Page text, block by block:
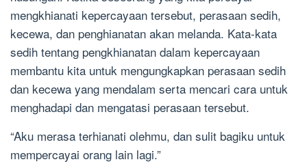
mengkhianati kepercayaan tersebut, perasaan sedih,
kecewa, dan penghianatan akan melanda. Kata-kata
sedih tentang pengkhianatan dalam kepercayaan
membantu kita untuk mengungkapkan perasaan sedih
dan kecewa yang mendalam serta mencari cara untuk
menghadapi dan mengatasi perasaan tersebut.
“Aku merasa terhianati olehmu, dan sulit bagiku untuk
mempercayai orang lain lagi.”